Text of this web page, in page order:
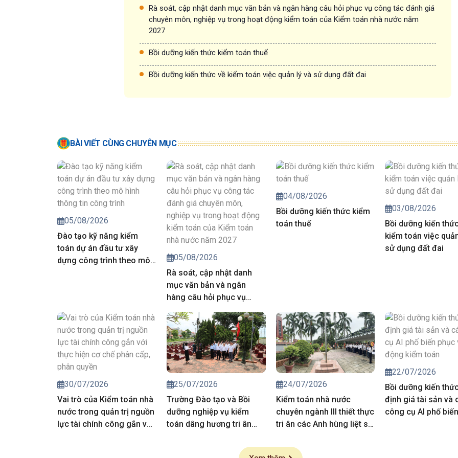
Rà soát, cập nhật danh mục văn bản và ngân hàng câu hỏi phục vụ công tác đánh giá
chuyên môn, nghiệp vụ trong hoạt động kiểm toán của Kiểm toán nhà nước năm
2027
Bồi dưỡng kiến thức kiểm toán thuế
Bồi dưỡng kiến thức về kiểm toán việc quản lý và sử dụng đất đai
BÀI VIẾT CÙNG CHUYÊN MỤC
05/08/2026
Đào tạo kỹ năng kiểm
toán dự án đầu tư xây
dựng công trình theo mô
05/08/2026
Rà soát, cập nhật danh
mục văn bản và ngân
hàng câu hỏi phục vụ
công tác đánh giá chuyên
môn, nghiệp vụ trong hoạt
động kiểm toán của Kiểm
toán nhà nước năm 2027
04/08/2026
Bồi dưỡng kiến thức kiểm
toán thuế
03/08/2026
Bồi dưỡng kiến
kiểm toán việc
sử dụng đất đai
30/07/2026
Vai trò của Kiểm toán nhà
nước trong quản trị nguồn
lực tài chính công gắn với
25/07/2026
Trường Đào tạo và Bồi
dưỡng nghiệp vụ kiểm
toán dâng hương tri ân
24/07/2026
Kiểm toán nhà nước
chuyên ngành III thiết thực
tri ân các Anh hùng liệt sĩ,
22/07/2026
Bồi dưỡng kiến
định giá tài sản và
công cụ AI phố